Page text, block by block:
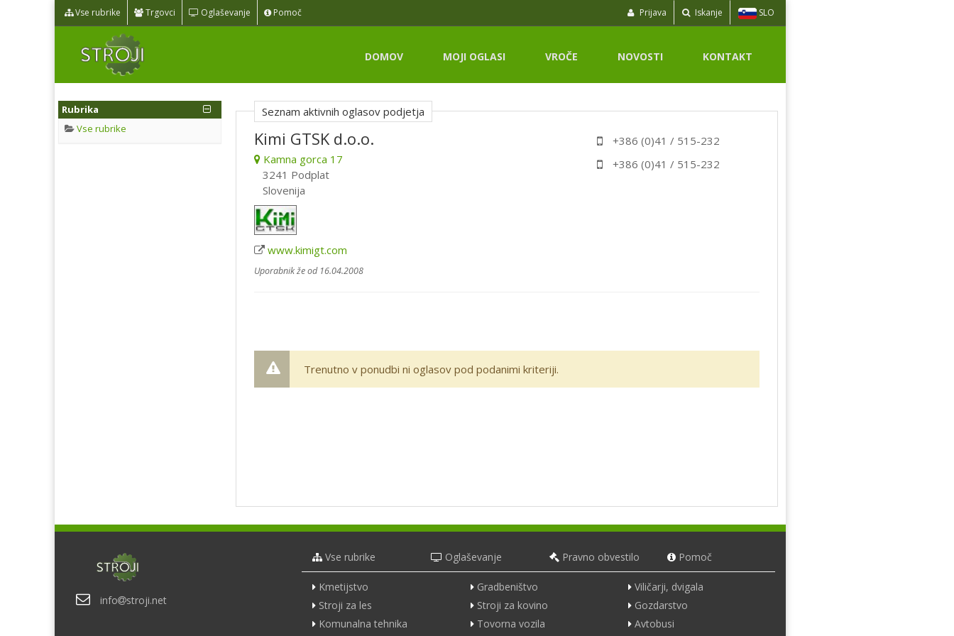
Vse rubrike Trgovci Oglaševanje Pomoč Prijava Iskanje SLO
DOMOV MOJI OGLASI VROČE NOVOSTI KONTAKT
Rubrika
Vse rubrike
Seznam aktivnih oglasov podjetja
Kimi GTSK d.o.o.
Kamna gorca 17
3241 Podplat
Slovenija
www.kimigt.com
Uporabnik že od 16.04.2008
+386 (0)41 / 515-232
+386 (0)41 / 515-232
Trenutno v ponudbi ni oglasov pod podanimi kriteriji.
info stroji.net
Vse rubrike Oglaševanje Pravno obvestilo Pomoč
Kmetijstvo Gradbeništvo
Viličarji, dvigala
Stroji za les
Stroji za kovino
Gozdarstvo
Komunalna tehnika
Tovorna vozila
Avtobusi